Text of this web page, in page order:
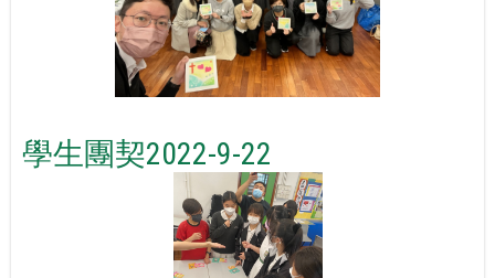
學生團契2022-9-22